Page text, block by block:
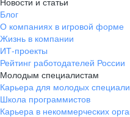
Блог
О компаниях в игровой форме
Жизнь в компании
ИТ-проекты
Рейтинг работодателей России
Молодым специалистам
Карьера для молодых
Школа программистов
Карьера в некоммерческих